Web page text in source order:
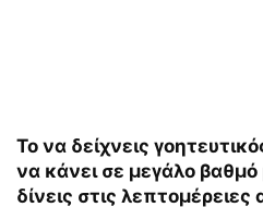
Το να δείχνεις
να κάνει σε μεγάλο
δίνεις στις λεπτομέρειες